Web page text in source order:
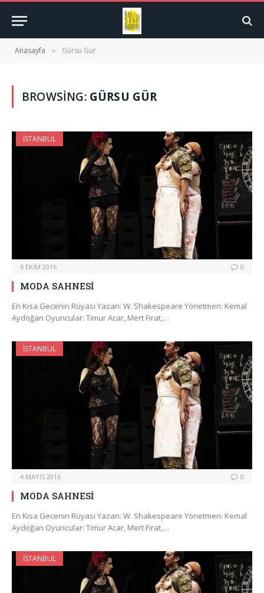
Anasayfa » Gürsu Gür
BROWSING: GÜRSU GÜR
İSTANBUL
6 EKIM 2016 0
MODA SAHNESİ
En Kısa Gecenin Rüyası Yazan: W. Shakespeare Yönetmen: Kemal
Aydoğan Oyuncular: Timur Acar, Mert Fırat,…
İSTANBUL
4 MAYIS 2016 0
MODA SAHNESİ
En Kısa Gecenin Rüyası Yazan: W. Shakespeare Yönetmen: Kemal
Aydoğan Oyuncular: Timur Acar, Mert Fırat,…
İSTANBUL